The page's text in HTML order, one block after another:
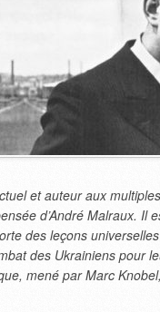
et auteur aux
d’André Malraux. Il
des leçons
des Ukrainiens pour
mené par Marc